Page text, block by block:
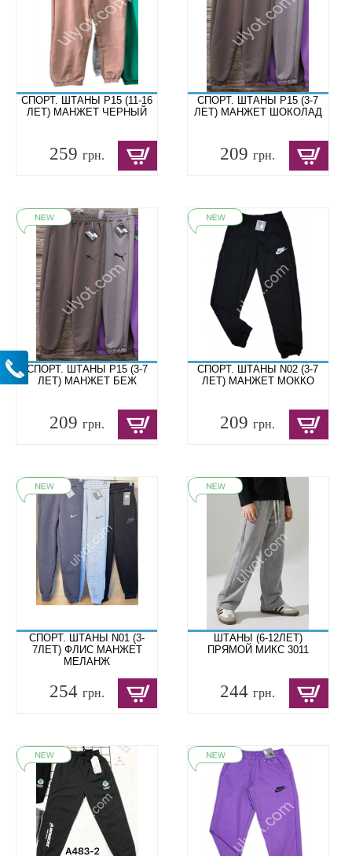
СПОРТ. ШТАНЫ P15 (11-16
ЛЕТ) МАНЖЕТ ЧЕРНЫЙ
259 грн.
СПОРТ. ШТАНЫ P15 (3-7
ЛЕТ) МАНЖЕТ ШОКОЛАД
209грн.
СПОРТ. ШТАНЫ P15 (3-7
ЛЕТ) МАНЖЕТ БЕЖ
209 грн.
СПОРТ. ШТАНЫ N02 (3-7
ЛЕТ) МАНЖЕТ МОККО
209грн.
СПОРТ. ШТАНЫ N01 (3-
7ЛЕТ) ФЛИС МАНЖЕТ
МЕЛАНЖ
254 грн.
ШТАНЫ (6-12ЛЕТ)
ПРЯМОЙ МИКС 3011
244грн.